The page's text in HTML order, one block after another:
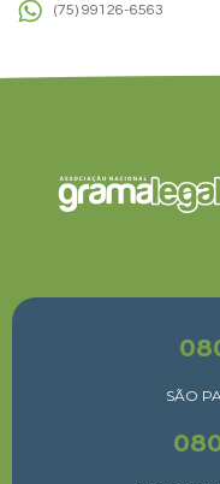
(75) 99126-6563
SÃO